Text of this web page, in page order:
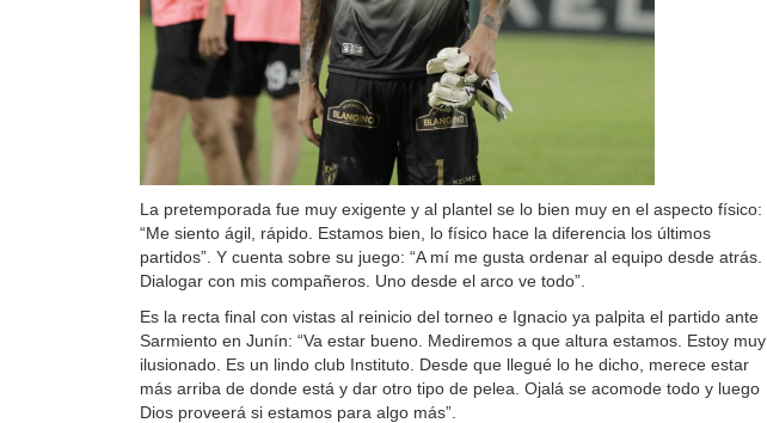
La pretemporada fue muy exigente y al plantel se lo bien muy en el aspecto físico:
“Me siento ágil, rápido. Estamos bien, lo físico hace la diferencia los últimos
partidos”. Y cuenta sobre su juego: “A mí me gusta ordenar al equipo desde atrás.
Dialogar con mis compañeros. Uno desde el arco ve todo”.
Es la recta final con vistas al reinicio del torneo e Ignacio ya palpita el partido ante
Sarmiento en Junín: “Va estar bueno. Mediremos a que altura estamos. Estoy muy
ilusionado. Es un lindo club Instituto. Desde que llegué lo he dicho, merece estar
más arriba de donde está y dar otro tipo de pelea. Ojalá se acomode todo y luego
Dios proveerá si estamos para algo más”.